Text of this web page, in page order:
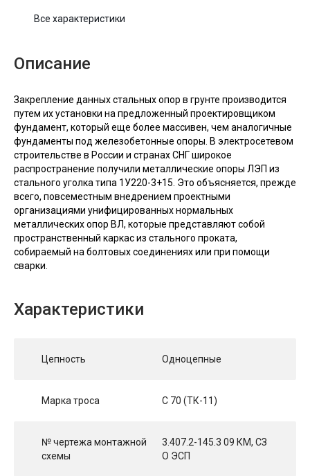
Все характеристики
Описание
Закрепление данных стальных опор в грунте производится
путем их установки на предложенный проектировщиком
фундамент, который еще более массивен, чем аналогичные
фундаменты под железобетонные опоры. В электросетевом
строительстве в России и странах СНГ широкое
распространение получили металлические опоры ЛЭП из
стального уголка типа 1У220-3+15. Это объясняется, прежде
всего, повсеместным внедрением проектными
организациями унифицированных нормальных
металлических опор ВЛ, которые представляют собой
пространственный каркас из стального проката,
собираемый на болтовых соединениях или при помощи
сварки.
Характеристики
Цепность Одноцепные
Марка троса С 70 (ТК-11)
№ чертежа монтажной
схемы
3.407.2-145.3 09 КМ, СЗ
О ЭСП